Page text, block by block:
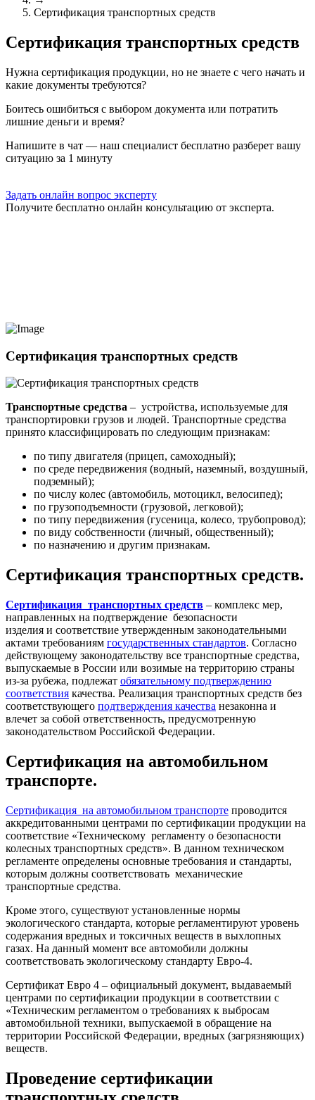
Сертификация транспортных средств
Сертификация транспортных средств
Нужна сертификация продукции, но не знаете с чего начать и
какие документы требуются?
Боитесь ошибиться с выбором документа или потратить
лишние деньги и время?
Напишите в чат — наш специалист бесплатно разберет вашу
ситуацию за 1 минуту
Задать онлайн вопрос эксперту
Получите бесплатно онлайн консультацию от эксперта.
Сертификация транспортных средств
Транспортные средства – устройства, используемые для
транспортировки грузов и людей. Транспортные средства
принято классифицировать по следующим признакам:
по типу двигателя (прицеп, самоходный);
по среде передвижения (водный, наземный, воздушный,
подземный);
по числу колес (автомобиль, мотоцикл, велосипед);
по грузоподъемности (грузовой, легковой);
по типу передвижения (гусеница, колесо, трубопровод);
по виду собственности (личный, общественный);
по назначению и другим признакам.
Сертификация транспортных средств.
Сертификация транспортных средств – комплекс мер,
направленных на подтверждение безопасности
изделия и соответствие утвержденным законодательными
актами требованиям государственных стандартов. Согласно
действующему законодательству все транспортные средства,
выпускаемые в России или возимые на территорию страны
из-за рубежа, подлежат обязательному подтверждению
соответствия качества. Реализация транспортных средств без
соответствующего подтверждения качества незаконна и
влечет за собой ответственность, предусмотренную
законодательством Российской Федерации.
Сертификация на автомобильном
транспорте.
Сертификация на автомобильном транспорте проводится
аккредитованными центрами по сертификации продукции на
соответствие «Техническому регламенту о безопасности
колесных транспортных средств». В данном техническом
регламенте определены основные требования и стандарты,
которым должны соответствовать механические
транспортные средства.
Кроме этого, существуют установленные нормы
экологического стандарта, которые регламентируют уровень
содержания вредных и токсичных веществ в выхлопных
газах. На данный момент все автомобили должны
соответствовать экологическому стандарту Евро-4.
Сертификат Евро 4 – официальный документ, выдаваемый
центрами по сертификации продукции в соответствии с
«Техническим регламентом о требованиях к выбросам
автомобильной техники, выпускаемой в обращение на
территории Российской Федерации, вредных (загрязняющих)
веществ.
Проведение сертификации